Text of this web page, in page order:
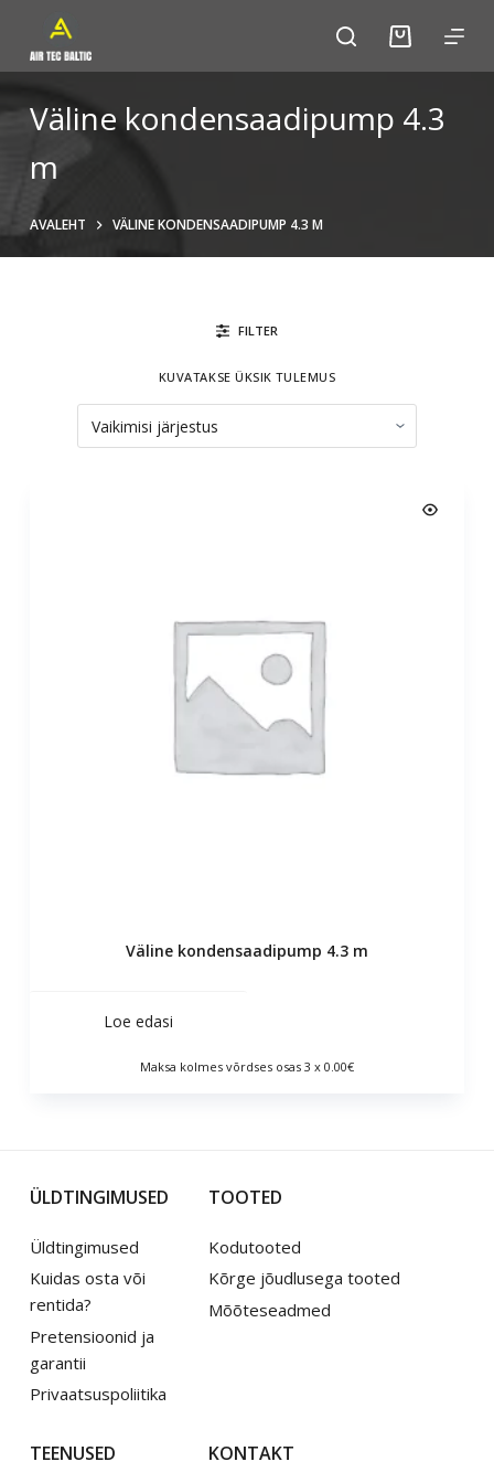
k
i
p
o
o
Väline kondensaadipump 4.3
m
AVALEHT VÄLINE KONDENSAADIPUMP 4.3 M
FILTER
KUVATAKSE ÜKSIK TULEMUS
Väline kondensaadipump 4.3 m
Loe edasi
Maksa kolmes võrdses osas 3 x 0.00€
ÜLDTINGIMUSED
Üldtingimused
Kuidas osta või
rentida?
Pretensioonid ja
garantii
Privaatsuspoliitika
TOOTED
Kodutooted
Kõrge jõudlusega tooted
Mõõteseadmed
TEENUSED KONTAKT